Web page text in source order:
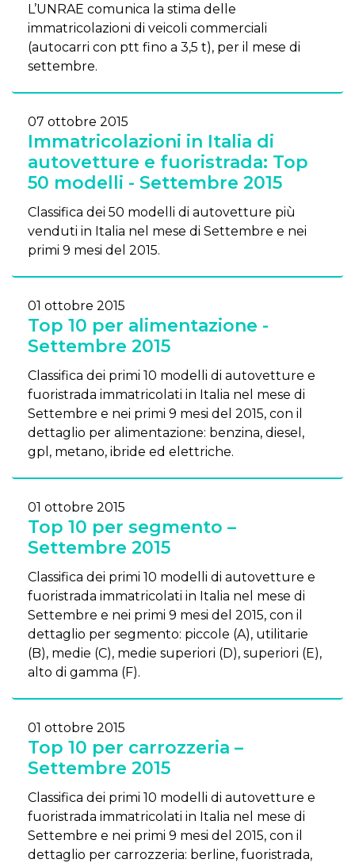
L’UNRAE comunica la stima delle
immatricolazioni di veicoli commerciali
(autocarri con ptt fino a 3,5 t), per il mese di
settembre.
07 ottobre 2015
Immatricolazioni in Italia di
autovetture e fuoristrada: Top
50 modelli - Settembre 2015
Classifica dei 50 modelli di autovetture più
venduti in Italia nel mese di Settembre e nei
primi 9 mesi del 2015.
01 ottobre 2015
Top 10 per alimentazione -
Settembre 2015
Classifica dei primi 10 modelli di autovetture e
fuoristrada immatricolati in Italia nel mese di
Settembre e nei primi 9 mesi del 2015, con il
dettaglio per alimentazione: benzina, diesel,
gpl, metano, ibride ed elettriche.
01 ottobre 2015
Top 10 per segmento –
Settembre 2015
Classifica dei primi 10 modelli di autovetture e
fuoristrada immatricolati in Italia nel mese di
Settembre e nei primi 9 mesi del 2015, con il
dettaglio per segmento: piccole (A), utilitarie
(B), medie (C), medie superiori (D), superiori (E),
alto di gamma (F).
01 ottobre 2015
Top 10 per carrozzeria –
Settembre 2015
Classifica dei primi 10 modelli di autovetture e
fuoristrada immatricolati in Italia nel mese di
Settembre e nei primi 9 mesi del 2015, con il
dettaglio per carrozzeria: berline, fuoristrada,